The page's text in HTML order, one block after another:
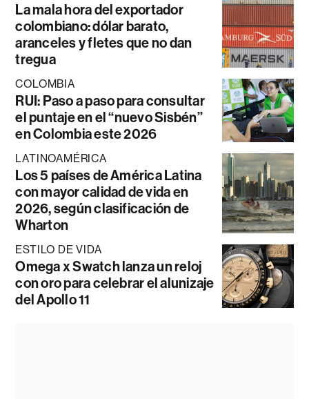
La mala hora del exportador
colombiano: dólar barato,
aranceles y fletes que no dan
tregua
COLOMBIA
RUI: Paso a paso para consultar
el puntaje en el “nuevo Sisbén”
en Colombia este 2026
LATINOAMÉRICA
Los 5 países de América Latina
con mayor calidad de vida en
2026, según clasificación de
Wharton
ESTILO DE VIDA
Omega x Swatch lanza un reloj
con oro para celebrar el alunizaje
del Apollo 11